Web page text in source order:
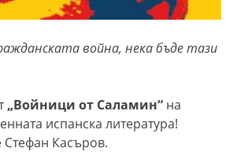
война, нека бъде тази
„Войници от Саламин“ на
испанска литература!
Стефан Касъров.